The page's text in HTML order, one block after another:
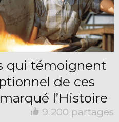
qui témoignent
de ces
l’Histoire
9 200 partages